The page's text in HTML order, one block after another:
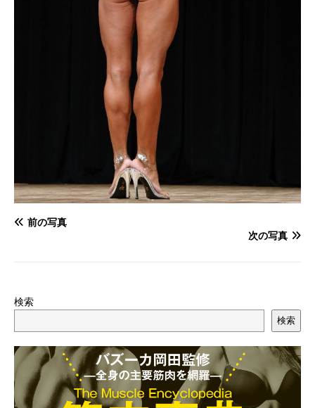
前の写真
次の写真
検索
検索